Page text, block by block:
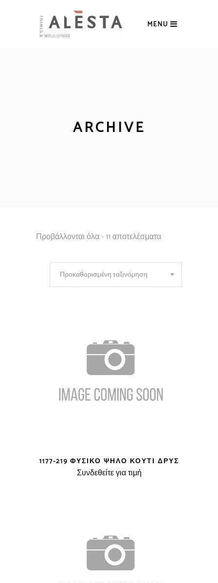
MENU
ARCHIVE
Προβάλλονται όλα - 11 αποτελέσματα
Προκαθορισμένη ταξινόμηση
1177-219 ΦΥΣΙΚΌ ΨΗΛΌ ΚΟΥΤΊ ΔΡΥΣ
Συνδεθείτε για τιμή